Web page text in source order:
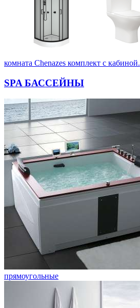
комната Chenazes комплект с кабиной.
SPA БАССЕЙНЫ
прямоугольные